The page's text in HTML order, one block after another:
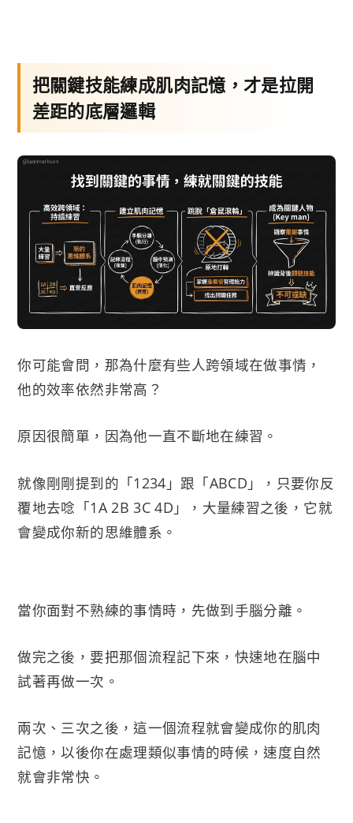
把關鍵技能練成肌肉記憶，才是拉開
差距的底層邏輯
你可能會問，那為什麼有些人跨領域在做事情，
他的效率依然非常高？
原因很簡單，因為他一直不斷地在練習。
就像剛剛提到的「1234」跟「ABCD」，只要你反
覆地去唸「1A 2B 3C 4D」，大量練習之後，它就
會變成你新的思維體系。
當你面對不熟練的事情時，先做到手腦分離。
做完之後，要把那個流程記下來，快速地在腦中
試著再做一次。
兩次、三次之後，這一個流程就會變成你的肌肉
記憶，以後你在處理類似事情的時候，速度自然
就會非常快。